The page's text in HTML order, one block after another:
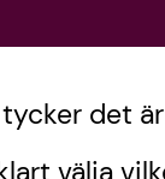
det
välja